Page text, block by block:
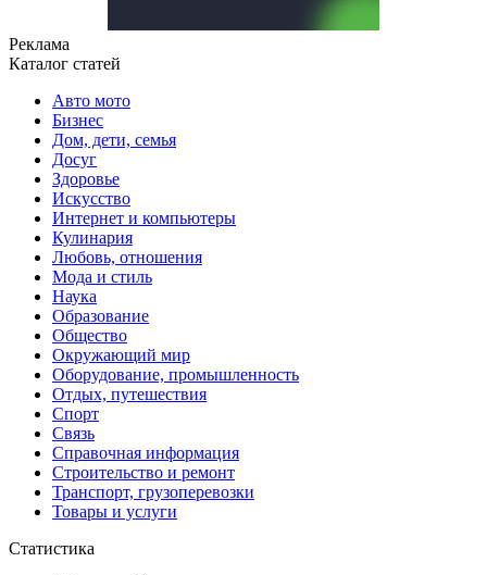
Реклама
Каталог статей
Авто мото
Бизнес
Дом, дети, семья
Досуг
Здоровье
Искусство
Интернет и компьютеры
Кулинария
Любовь, отношения
Мода и стиль
Наука
Образование
Общество
Окружающий мир
Оборудование, промышленность
Отдых, путешествия
Спорт
Связь
Справочная информация
Строительство и ремонт
Транспорт, грузоперевозки
Товары и услуги
Статистика